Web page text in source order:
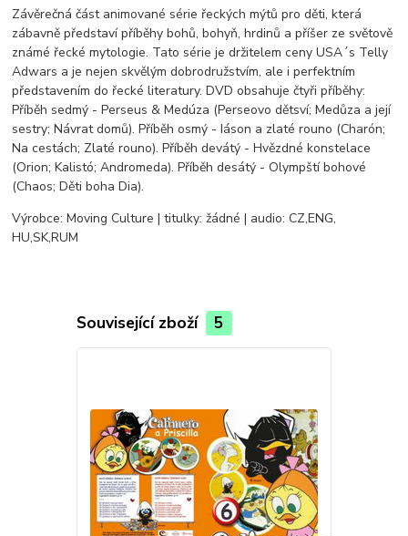
Závěrečná část animované série řeckých mýtů pro děti, která
zábavně představí příběhy bohů, bohyň, hrdinů a příšer ze světově
známé řecké mytologie. Tato série je držitelem ceny USA´s Telly
Adwars a je nejen skvělým dobrodružstvím, ale i perfektním
představením do řecké literatury. DVD obsahuje čtyři příběhy:
Příběh sedmý - Perseus & Medúza (Perseovo dětsví; Medůza a její
sestry; Návrat domů). Příběh osmý - Iáson a zlaté rouno (Charón;
Na cestách; Zlaté rouno). Příběh devátý - Hvězdné konstelace
(Orion; Kalistó; Andromeda). Příběh desátý - Olympští bohové
(Chaos; Děti boha Dia).
Výrobce: Moving Culture | titulky: žádné | audio: CZ,ENG,
HU,SK,RUM
Související zboží 5